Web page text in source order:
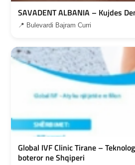
SAVADENT ALBANIA – Kujdes
📍 Bulevardi Bajram Curri
Global IVF Clinic Tirane –
boteror ne Shqiperi